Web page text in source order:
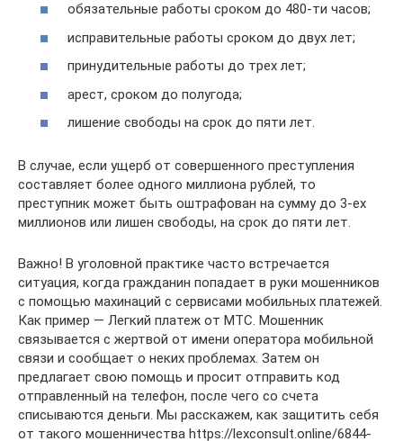
обязательные работы сроком до 480-ти часов;
исправительные работы сроком до двух лет;
принудительные работы до трех лет;
арест, сроком до полугода;
лишение свободы на срок до пяти лет.
В случае, если ущерб от совершенного преступления
составляет более одного миллиона рублей, то
преступник может быть оштрафован на сумму до 3-ех
миллионов или лишен свободы, на срок до пяти лет.
Важно! В уголовной практике часто встречается
ситуация, когда гражданин попадает в руки мошенников
с помощью махинаций с сервисами мобильных платежей.
Как пример — Легкий платеж от МТС. Мошенник
связывается с жертвой от имени оператора мобильной
связи и сообщает о неких проблемах. Затем он
предлагает свою помощь и просит отправить код
отправленный на телефон, после чего со счета
списываются деньги. Мы расскажем, как защитить себя
от такого мошенничества https://lexconsult.online/6844-